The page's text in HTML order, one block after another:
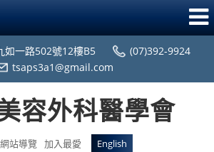
如一路502號12樓B5
(07)392-9924
tsaps3a1@gmail.com
網站導覽 加入最愛 English